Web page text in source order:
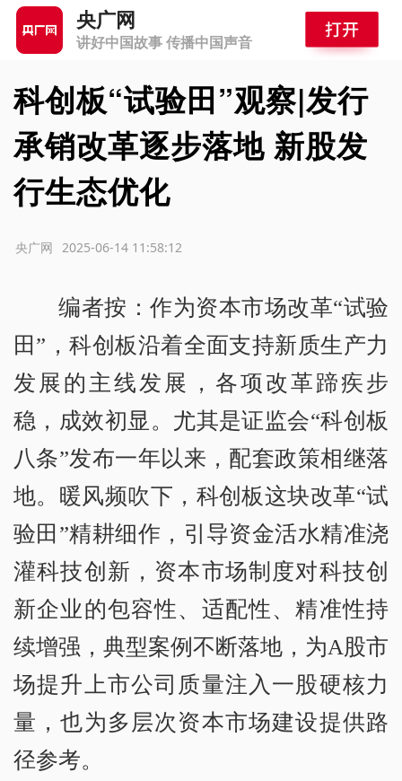
央广网
讲好中国故事 传播中国声音
科创板“试验田”观察|发行
承销改革逐步落地 新股发
行生态优化
2025-06-14 11:58:12
央广网
编者按：作为资本市场改革“试验
田”，科创板沿着全面支持新质生产力
发展的主线发展，各项改革蹄疾步
稳，成效初显。尤其是证监会“科创板
八条”发布一年以来，配套政策相继落
地。暖风频吹下，科创板这块改革“试
验田”精耕细作，引导资金活水精准浇
灌科技创新，资本市场制度对科技创
新企业的包容性、适配性、精准性持
续增强，典型案例不断落地，为A股市
场提升上市公司质量注入一股硬核力
量，也为多层次资本市场建设提供路
径参考。